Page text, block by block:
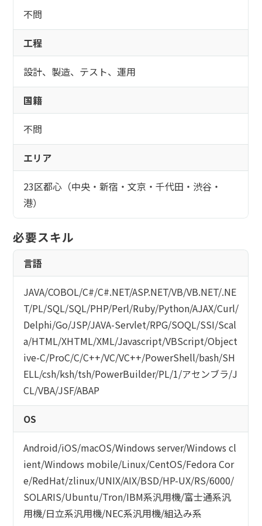
不問
工程
設計、製造、テスト、運用
国籍
不問
エリア
23区都心（中央・新宿・文京・千代田・渋谷・
港）
必要スキル
言語
JAVA/COBOL/C#/C#.NET/ASP.NET/VB/VB.NET/.NE
T/PL/SQL/SQL/PHP/Perl/Ruby/Python/AJAX/Curl/
Delphi/Go/JSP/JAVA-Servlet/RPG/SOQL/SSI/Scal
a/HTML/XHTML/XML/Javascript/VBScript/Object
ive-C/ProC/C/C++/VC/VC++/PowerShell/bash/SH
ELL/csh/ksh/tsh/PowerBuilder/PL/1/アセンブラ/J
CL/VBA/JSF/ABAP
OS
Android/iOS/macOS/Windows server/Windows cl
ient/Windows mobile/Linux/CentOS/Fedora Cor
e/RedHat/zlinux/UNIX/AIX/BSD/HP-UX/RS/6000/
SOLARIS/Ubuntu/Tron/IBM系汎用機/富士通系汎
用機/日立系汎用機/NEC系汎用機/組込み系